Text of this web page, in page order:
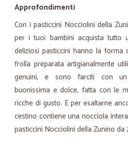
Approfondimenti
Con i pasticcini Nocciolini della
per i tuoi bambini acquista tutto
deliziosi pasticcini hanno la forma
frolla preparata artigianalmente
genuini, e sono farciti con
buonissima e dolce, fatta con le
ricche di gusto. E per esaltarne
cestino contiene una nocciola
pasticcini Nocciolini della Zunino da